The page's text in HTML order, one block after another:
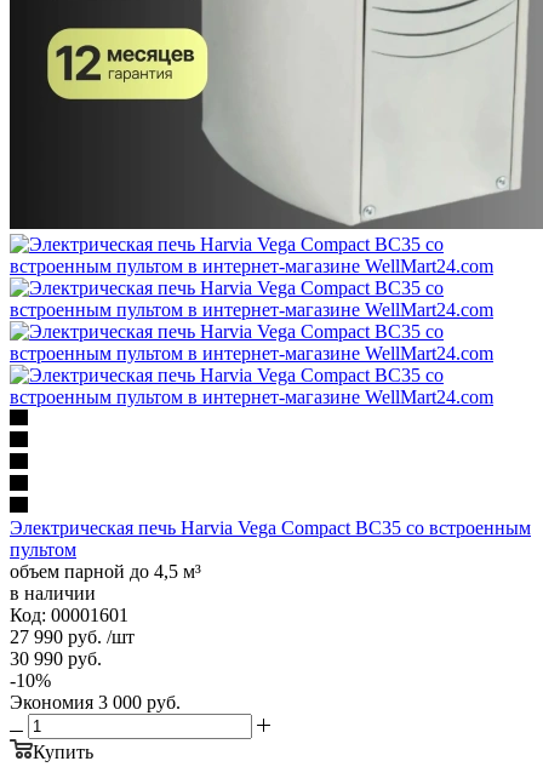
Электрическая печь Harvia Vega Compact BC35 со встроенным
пультом
объем парной до 4,5 м³
в наличии
Код: 00001601
27 990 руб. /шт
30 990 руб.
-10%
Экономия 3 000 руб.
Купить